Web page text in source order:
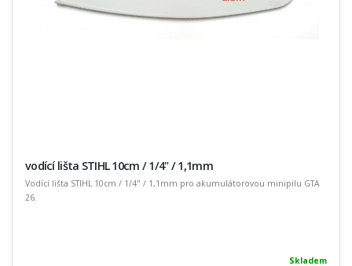
vodící lišta STIHL 10cm / 1/4" / 1,1mm
Vodící lišta STIHL 10cm / 1/4" / 1,1mm pro akumulátorovou minipilu GTA
26.
Skladem